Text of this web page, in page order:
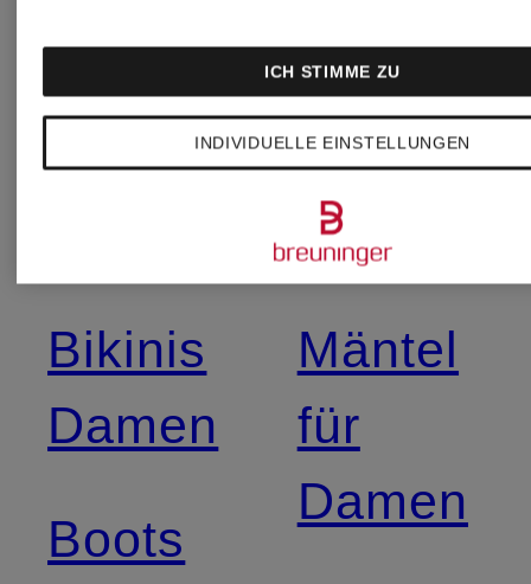
Weitere
Bikinis
Damen
Boots
Mäntel
für
Damen
INDIVIDUELLE EINSTELLUNGEN
ICH STIMME ZU